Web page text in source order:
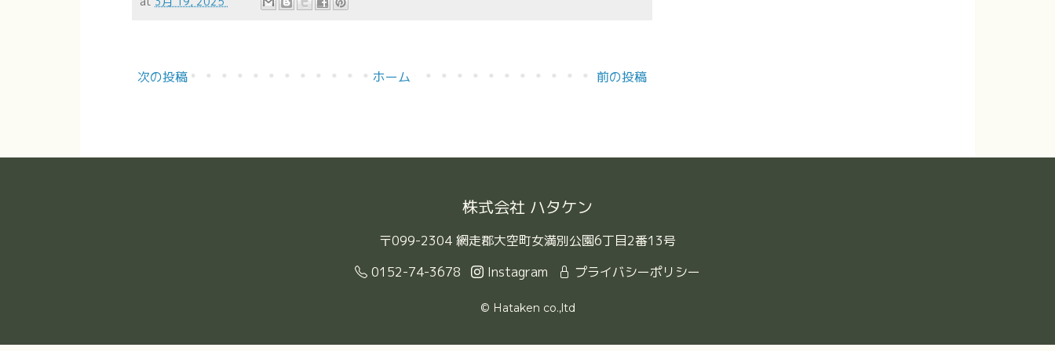
次の投稿 前の投稿
ホーム
株式会社 ハタケン
〒099-2304 網走郡大空町女満別公園6丁目2番13号
0152-74-3678
Instagram プライバシーポリシー
© Hataken co.,ltd